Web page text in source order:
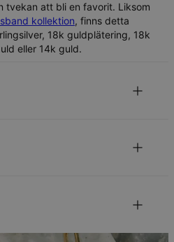
tvekan att bli en favorit. Liksom
kollektion, finns detta
, 18k guldplätering, 18k
eller 14k guld.
för barn
Ankarkedja
Infinity Kollektionen
med följande